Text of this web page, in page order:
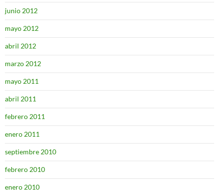
junio 2012
mayo 2012
abril 2012
marzo 2012
mayo 2011
abril 2011
febrero 2011
enero 2011
septiembre 2010
febrero 2010
enero 2010